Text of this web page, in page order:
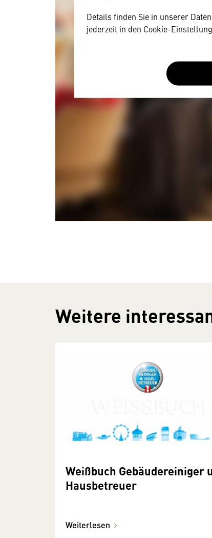
Details finden Sie in unserer
jederzeit in den Cookie-
Weitere
Weißbuch Gebäudereiniger
Hausbetreuer
Weiterlesen